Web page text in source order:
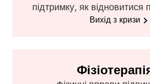
підтримку, як відновитися
Вихід з кризи